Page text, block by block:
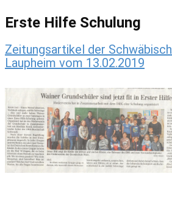
Erste Hilfe Schulung
Zeitungsartikel der
Laupheim vom 13.02.2019